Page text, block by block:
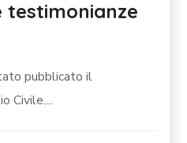
testimonianze
pubblicato il
Civile....